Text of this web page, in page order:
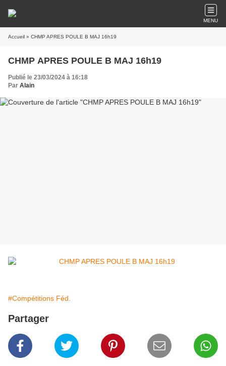
MENU
Accueil » CHMP APRES POULE B MAJ 16h19
CHMP APRES POULE B MAJ 16h19
Publié le 23/03/2024 à 16:18
Par Alain
#Compétitions Féd.
Partager